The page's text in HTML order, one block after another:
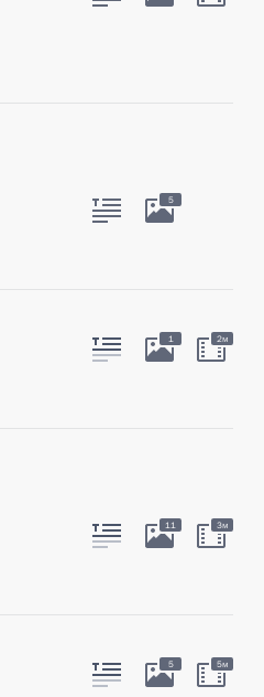
5
1 2м
11 3м
5 5м